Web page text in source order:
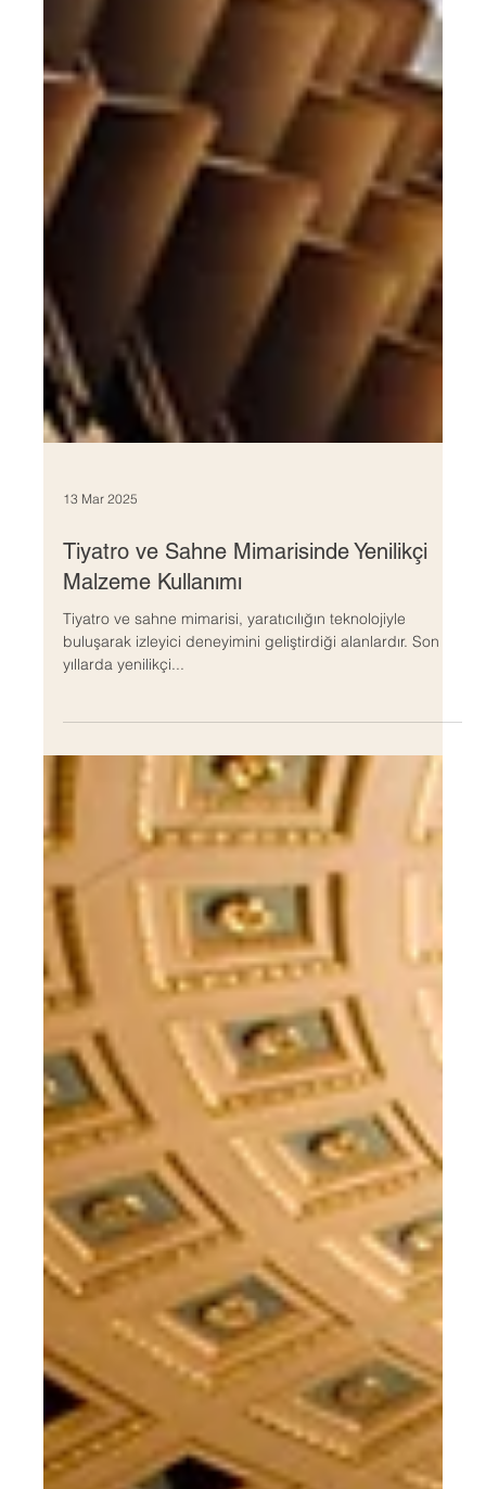
13 Mar 2025
Tiyatro ve Sahne Mimarisinde Yenilikçi
Tiyatro ve sahne mimarisi, yaratıcılığın teknolojiyle
buluşarak izleyici deneyimini geliştirdiği alanlardır. Son
yıllarda yenilikçi...